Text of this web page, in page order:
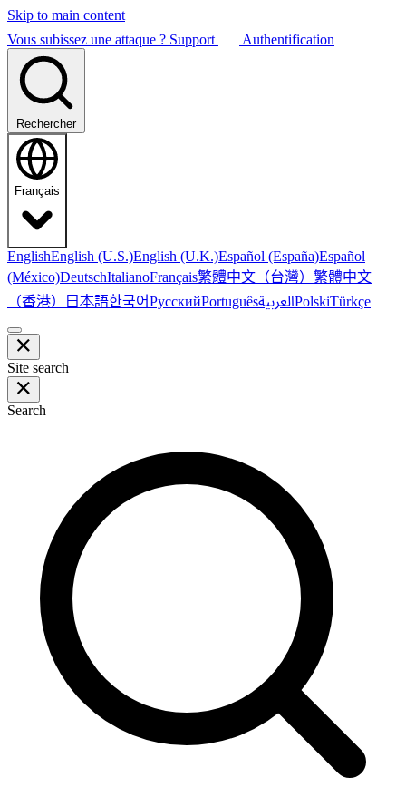
Skip to main content
Vous subissez une attaque ? Support Authentification
Rechercher
Français
EnglishEnglish (U.S.)English (U.K.)Español (España)Español
(México)DeutschItalianoFrançais繁體中文（台灣） 繁體中文
（香港） 日本語한국어РусскийPortuguêsالعربيةPolskiTürkçe
Site search
Search